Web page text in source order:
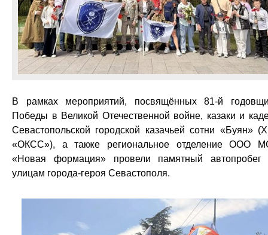
В рамках мероприятий, посвящённых 81-й
Победы в Великой Отечественной войне, казаки и
Севастопольской городской казачьей сотни «Буян»
«ОКСС»), а также региональное отделение ООО
«Новая формация» провели памятный автопробег
улицам города-героя Севастополя.